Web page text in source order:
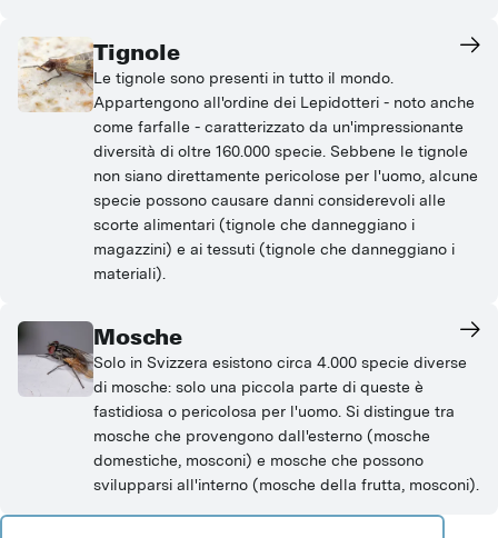
Tignole
Le tignole sono presenti in tutto il mondo.
Appartengono all'ordine dei Lepidotteri - noto anche
come farfalle - caratterizzato da un'impressionante
diversità di oltre 160.000 specie. Sebbene le tignole
non siano direttamente pericolose per l'uomo, alcune
specie possono causare danni considerevoli alle
scorte alimentari (tignole che danneggiano i
magazzini) e ai tessuti (tignole che danneggiano i
materiali).
Mosche
Solo in Svizzera esistono circa 4.000 specie diverse
di mosche: solo una piccola parte di queste è
fastidiosa o pericolosa per l'uomo. Si distingue tra
mosche che provengono dall'esterno (mosche
domestiche, mosconi) e mosche che possono
svilupparsi all'interno (mosche della frutta, mosconi).